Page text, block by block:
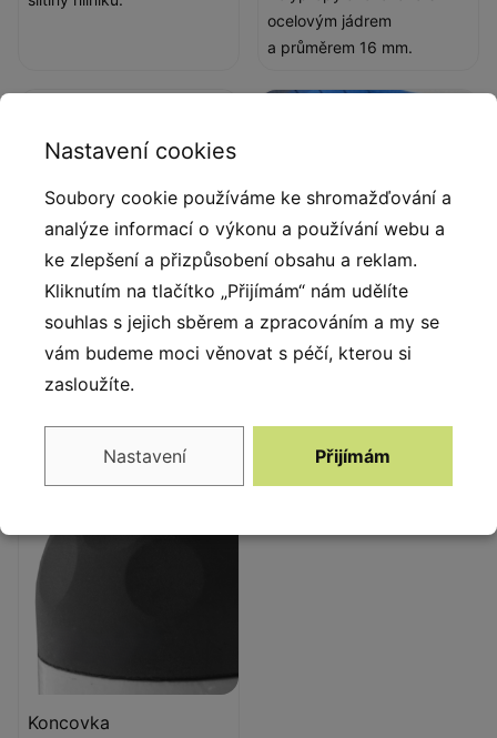
ocelovým jádrem
a průměrem 16 mm.
Ocel
Pevná konstrukce z
povětrnostním vlivům.
HPL 13 mm modrá
Koncovka
Nastavení cookies
Soubory cookie používáme ke shromažďování a
analýze informací o výkonu a používání webu a
ke zlepšení a přizpůsobení obsahu a reklam.
Kliknutím na tlačítko „Přijímám“ nám udělíte
souhlas s jejich sběrem a zpracováním a my se
vám budeme moci věnovat s péčí, kterou si
zasloužíte.
Nastavení Přijímám